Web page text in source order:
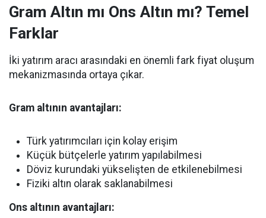
Gram Altın mı Ons Altın mı? Temel
Farklar
İki yatırım aracı arasındaki en önemli fark fiyat oluşum
mekanizmasında ortaya çıkar.
Gram altının avantajları:
Türk yatırımcıları için kolay erişim
Küçük bütçelerle yatırım yapılabilmesi
Döviz kurundaki yükselişten de etkilenebilmesi
Fiziki altın olarak saklanabilmesi
Ons altının avantajları: